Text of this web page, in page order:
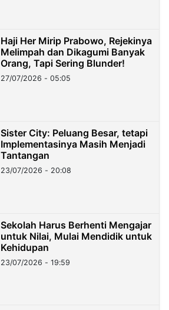
Haji Her Mirip Prabowo, Rejekinya
Melimpah dan Dikagumi Banyak
Orang, Tapi Sering Blunder!
27/07/2026 - 05:05
Sister City: Peluang Besar, tetapi
Implementasinya Masih Menjadi
Tantangan
23/07/2026 - 20:08
Sekolah Harus Berhenti Mengajar
untuk Nilai, Mulai Mendidik untuk
Kehidupan
23/07/2026 - 19:59